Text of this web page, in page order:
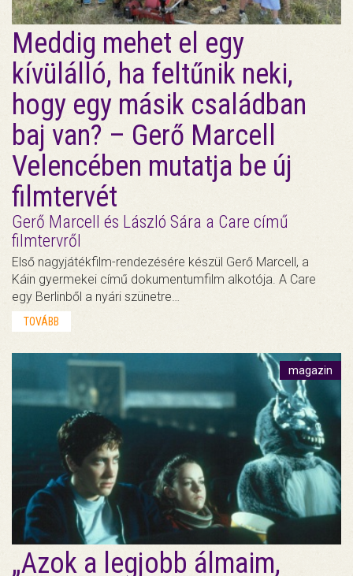
Meddig mehet el egy
kívülálló, ha feltűnik neki,
hogy egy másik családban
baj van? – Gerő Marcell
Velencében mutatja be új
filmtervét
Gerő Marcell és László Sára a Care című
filmtervről
Első nagyjátékfilm-rendezésére készül Gerő Marcell, a
Káin gyermekei című dokumentumfilm alkotója. A Care
egy Berlinből a nyári szünetre…
TOVÁBB
magazin
„Azok a legjobb álmaim,